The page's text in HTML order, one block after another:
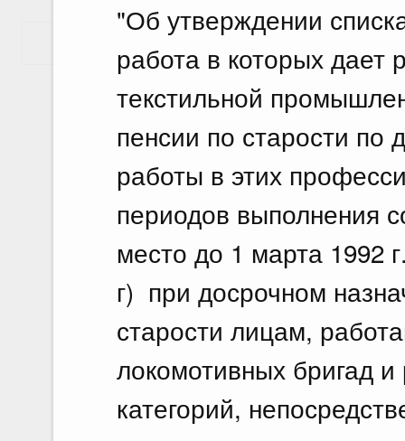
"Об утверждении
работа в которых дает
текстильной
пенсии по старости по
работы в этих
периодов выполнения
место до 1 марта 1992
г) при досрочном
старости лицам,
локомотивных бригад
категорий,